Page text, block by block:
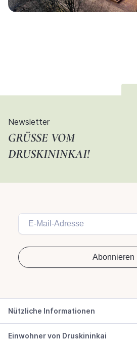
Newsletter
GRÜSSE VOM D
RUSKININKAI!
Nützliche Informationen
Einwohner von Druskininkai